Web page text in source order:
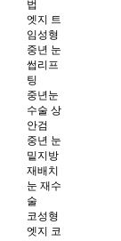
법
엣지 트
임성형
중년 눈
썹리프
팅
중년눈
수술 상
안검
중년 눈
밑지방
재배치
눈 재수
술
코성형
엣지 코